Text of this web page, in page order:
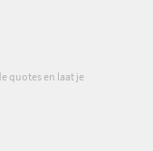
quotes en laat je